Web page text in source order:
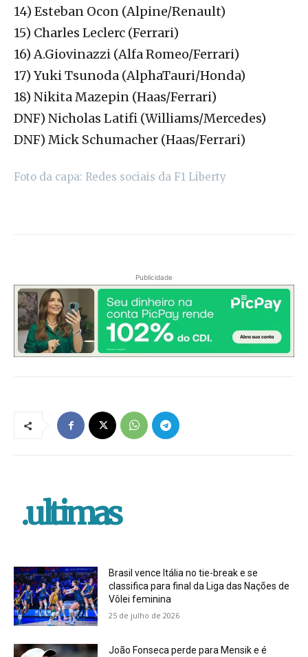
14) Esteban Ocon (Alpine/Renault)
15) Charles Leclerc (Ferrari)
16) A.Giovinazzi (Alfa Romeo/Ferrari)
17) Yuki Tsunoda (AlphaTauri/Honda)
18) Nikita Mazepin (Haas/Ferrari)
DNF) Nicholas Latifi (Williams/Mercedes)
DNF) Mick Schumacher (Haas/Ferrari)
Foto da capa: Redes sociais da F1 Liberty
Publicidade
.ultimas
Brasil vence Itália no tie-break e se
classifica para final da Liga das Nações de
Vôlei feminina
25 de julho de 2026
João Fonseca perde para Mensik e é